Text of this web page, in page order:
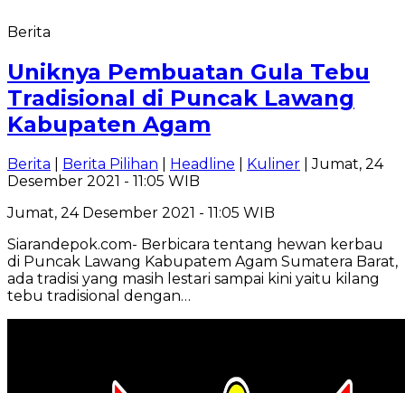
Berita
Uniknya Pembuatan Gula Tebu
Tradisional di Puncak Lawang
Kabupaten Agam
Berita Berita Pilihan Headline Kuliner | Jumat, 24
Desember 2021 - 11:05 WIB
Jumat, 24 Desember 2021 - 11:05 WIB
Siarandepok.com- Berbicara tentang hewan kerbau
di Puncak Lawang Kabupatem Agam Sumatera Barat,
ada tradisi yang masih lestari sampai kini yaitu kilang
tebu tradisional dengan…